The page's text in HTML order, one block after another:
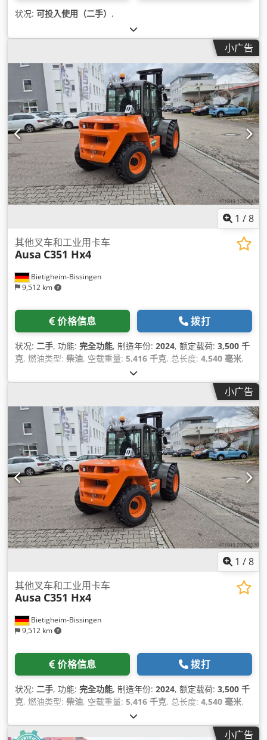
状况: 可投入使用（二手） ,
小广告
1 /8
Bietigheim-Bissingen
9,512 km
其他叉车和工业用卡车
Ausa C351 Hx4
价格信息 拨打
状况: 二手, 功能: 完全功能, 制造年份: 2024, 额定载荷: 3,500 千
克, 燃油类型: 柴油, 空载重量: 5,416 千克, 总长度: 4,540 毫米,
小广告
1 /8
Bietigheim-Bissingen
9,512 km
其他叉车和工业用卡车
Ausa C351 Hx4
价格信息 拨打
状况: 二手, 功能: 完全功能, 制造年份: 2024, 额定载荷: 3,500 千
克, 燃油类型: 柴油, 空载重量: 5,416 千克, 总长度: 4,540 毫米,
小广告